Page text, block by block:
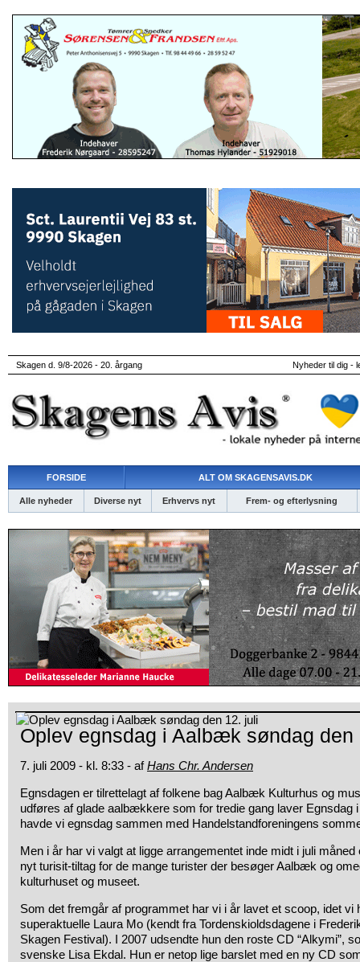
Skagen d. 9/8-2026 - 20. årgang Nyheder til dig -
FORSIDE ALT OM SKAGENSAVIS.DK
Alle nyheder Diverse nyt Erhvervs nyt Frem- og efterlysning
Oplev egnsdag i Aalbæk søndag den
7. juli 2009 - kl. 8:33 - afHans Chr. Andersen
Egnsdagen er tilrettelagt af folkene bag Aalbæk Kulturhus og
udføres af glade aalbækkere som for tredie gang laver Egnsdag
havde vi egnsdag sammen med Handelstandforeningens
Men i år har vi valgt at ligge arrangementet inde midt i juli
nyt turisit-tiltag for de mange turister der besøger Aalbæk og
kulturhuset og museet.
Som det fremgår af programmet har vi i år lavet et scoop, idet vi
superaktuelle Laura Mo (kendt fra Tordenskioldsdagene i
Skagen Festival). I 2007 udsendte hun den roste CD “Alkymi”,
svenske Lisa Ekdal. Hun er netop lige barslet med en ny CD